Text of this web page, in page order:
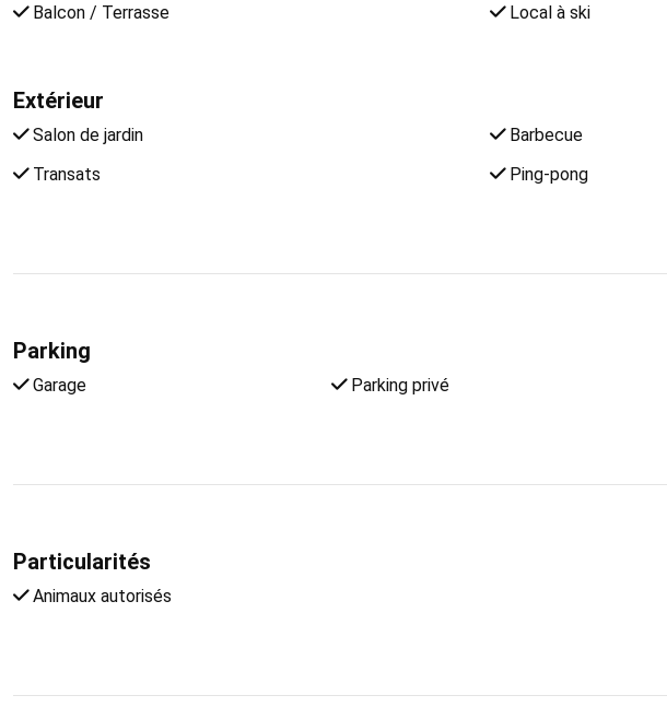
Balcon / Terrasse
Local à ski
Extérieur
Salon de jardin
Barbecue
Transats
Ping-pong
Parking
Garage Parking privé
Particularités
Animaux autorisés